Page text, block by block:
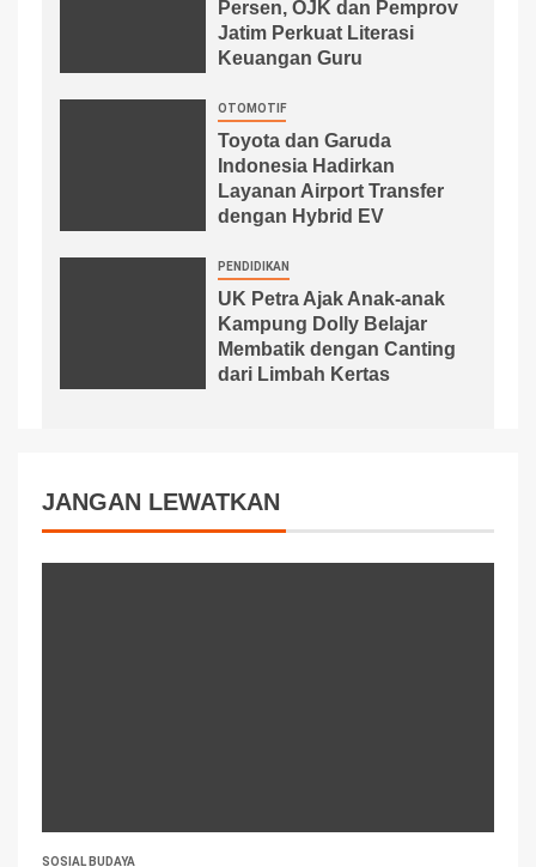
Persen, OJK dan Pemprov
Jatim Perkuat Literasi
Keuangan Guru
OTOMOTIF
Toyota dan Garuda
Indonesia Hadirkan
Layanan Airport Transfer
dengan Hybrid EV
PENDIDIKAN
UK Petra Ajak Anak-anak
Kampung Dolly Belajar
Membatik dengan Canting
dari Limbah Kertas
JANGAN LEWATKAN
SOSIAL BUDAYA